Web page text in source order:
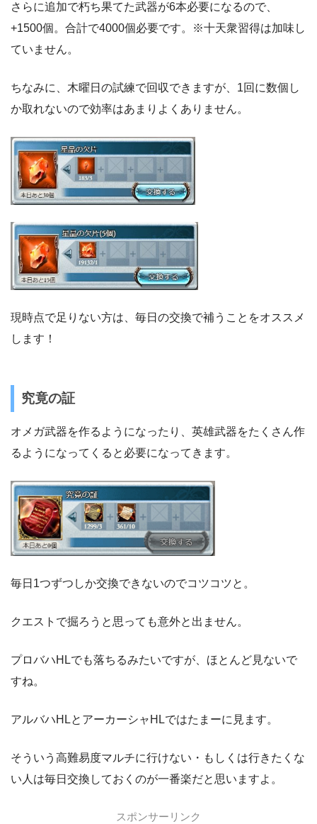
さらに追加で朽ち果てた武器が6本必要になるので、
+1500個。合計で4000個必要です。※十天衆習得は加味し
ていません。
ちなみに、木曜日の試練で回収できますが、1回に数個し
か取れないので効率はあまりよくありません。
現時点で足りない方は、毎日の交換で補うことをオススメ
します！
究竟の証
オメガ武器を作るようになったり、英雄武器をたくさん作
るようになってくると必要になってきます。
毎日1つずつしか交換できないのでコツコツと。
クエストで掘ろうと思っても意外と出ません。
プロバハHLでも落ちるみたいですが、ほとんど見ないで
すね。
アルバハHLとアーカーシャHLではたまーに見ます。
そういう高難易度マルチに行けない・もしくは行きたくな
い人は毎日交換しておくのが一番楽だと思いますよ。
スポンサーリンク